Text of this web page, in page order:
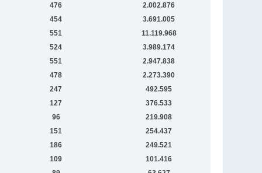
476
2.002.876
454
3.691.005
551
11.119.968
524
3.989.174
551
2.947.838
478
2.273.390
247
492.595
127
376.533
96
219.908
151
254.437
186
249.521
109
101.416